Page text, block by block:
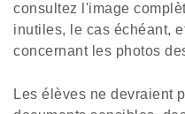
consultez l'image
inutiles, le cas échéant,
concernant les photos
Les élèves ne devraient